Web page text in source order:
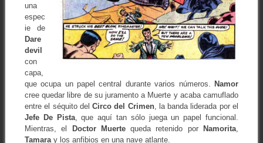
una
espec
ie de
Dare
devil
con
capa,
que ocupa un papel central durante varios números. Namor
cree quedar libre de su juramento a Muerte y acaba camuflado
entre el séquito delCirco del Crimen, la banda liderada por el
Jefe De Pista, que aquí tan sólo juega un papel funcional.
Mientras, el
Doctor Muertequeda retenido por Namorita,
Tamaray los anfibios en una nave atlante.